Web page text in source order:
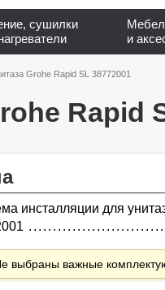
сушилки
и
Grohe Rapid SL 38772001
Rapid
инсталляции для
выбраны важные